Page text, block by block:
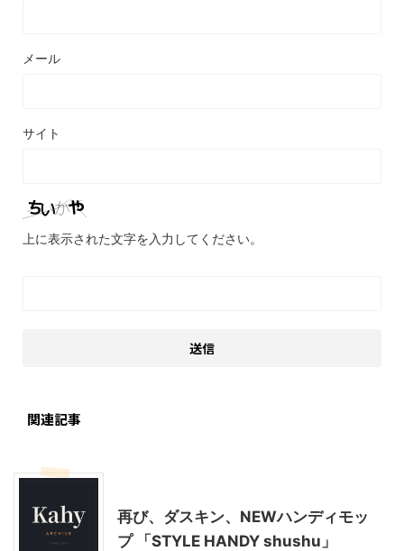
メール
サイト
上に表示された文字を入力してください。
関連記事
再び、ダスキン、NEWハンディモッ
プ 「STYLE HANDY shushu」